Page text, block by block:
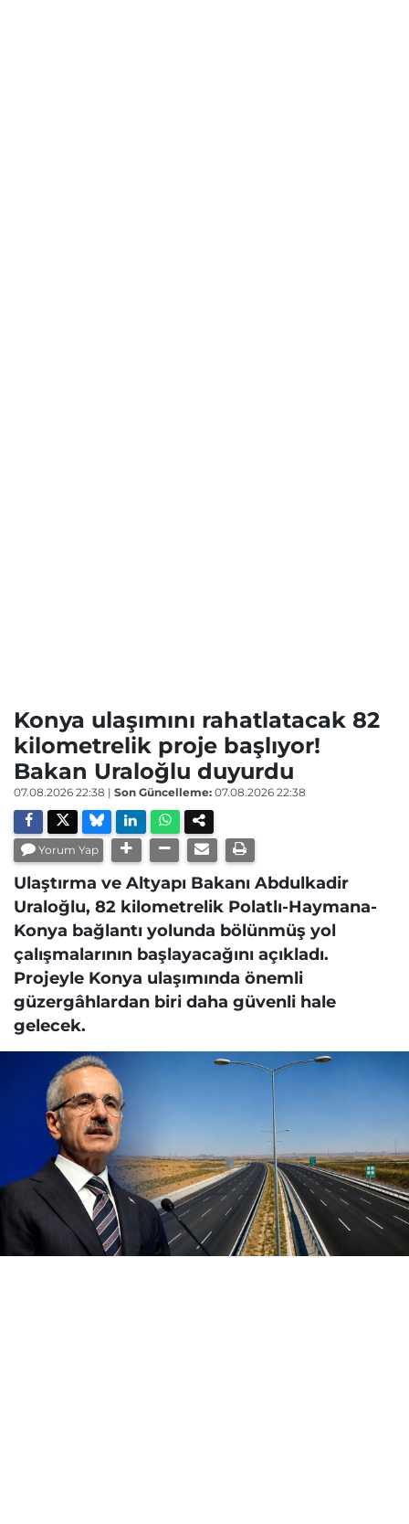
Konya ulaşımını rahatlatacak 82
kilometrelik proje başlıyor!
Bakan Uraloğlu duyurdu
07.08.2026 22:38 | Son Güncelleme: 07.08.2026 22:38
Yorum Yap
Ulaştırma ve Altyapı Bakanı Abdulkadir
Uraloğlu, 82 kilometrelik Polatlı-Haymana-
Konya bağlantı yolunda bölünmüş yol
çalışmalarının başlayacağını açıkladı.
Projeyle Konya ulaşımında önemli
güzergâhlardan biri daha güvenli hale
gelecek.